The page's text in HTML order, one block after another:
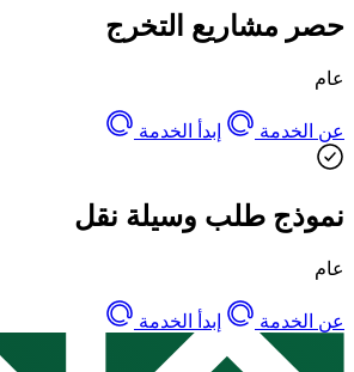
حصر مشاريع التخرج
عام
عن الخدمة إبدأ الخدمة
نموذج طلب وسيلة نقل
عام
عن الخدمة إبدأ الخدمة